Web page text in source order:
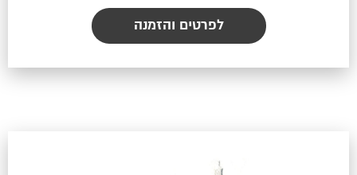
לפרטים והזמנה